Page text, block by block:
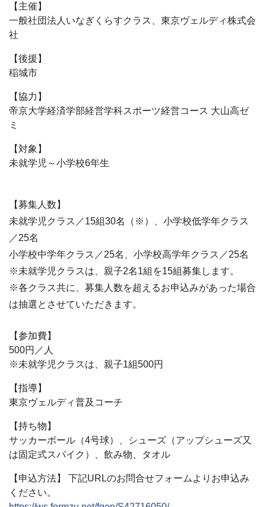
【主催】
一般社団法人いなぎくらすクラス、東京ヴェルディ株式会
社
【後援】
稲城市
【協力】
帝京大学経済学部経営学科スポーツ経営コース 大山高ゼ
ミ
【対象】
未就学児～小学校6年生
【募集人数】
未就学児クラス／15組30名（※）、小学校低学年クラス
／25名
小学校中学年クラス／25名、小学校高学年クラス／25名
※未就学児クラスは、親子2名1組を15組募集します。
※各クラス共に、募集人数を超えるお申込みがあった場合
は抽選とさせていただきます。
【参加費】
500円／人
※未就学児クラスは、親子1組500円
【指導】
東京ヴェルディ普及コーチ
【持ち物】
サッカーボール（4号球）、シューズ（アップシューズ又
は固定式スパイク）、飲み物、タオル
【申込方法】 下記URLのお問合せフォームよりお申込み
ください。